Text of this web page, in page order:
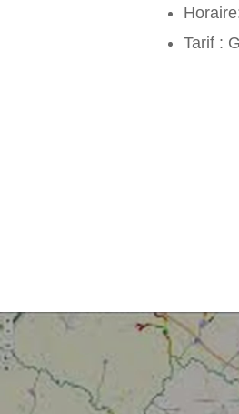
Tarif :